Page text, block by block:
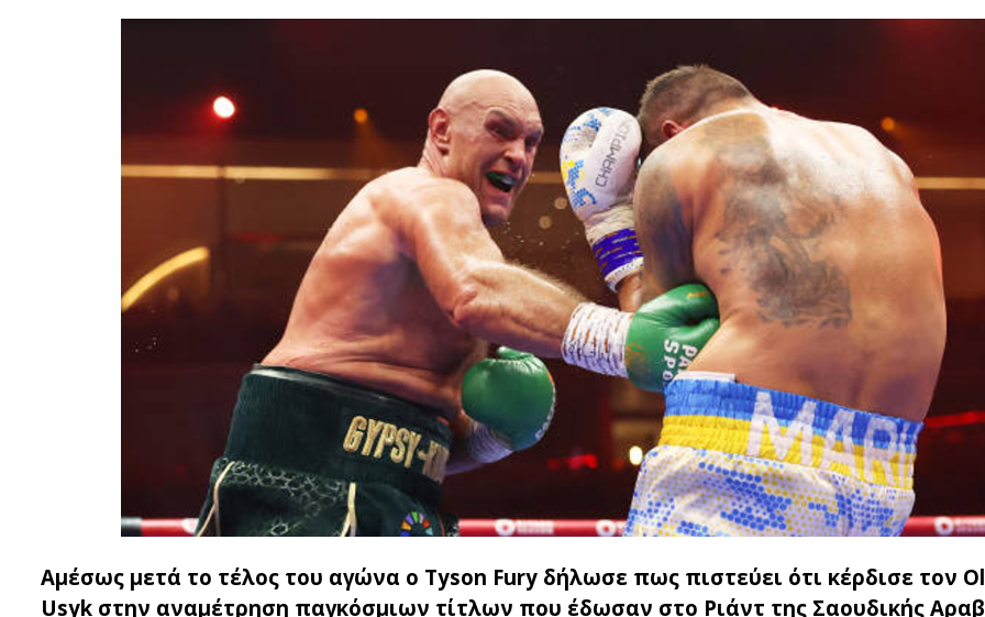
Αμέσως μετά το τέλος του αγώνα ο Tyson Fury δήλωσε πως πιστεύει ότι κέρδισε τον
Usyk στην αναμέτρηση παγκόσμιων τίτλων που έδωσαν στο Ριάντ της Σαουδικής